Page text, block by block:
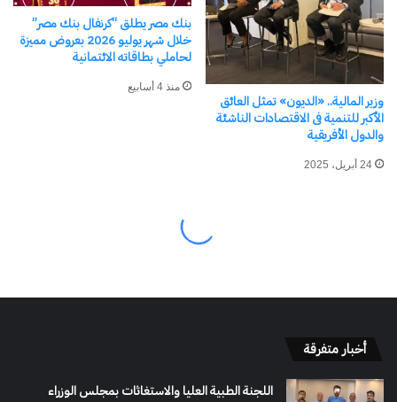
أخبار متفرقة
اللجنة الطبية العليا والاستغاثات بمجلس الوزراء